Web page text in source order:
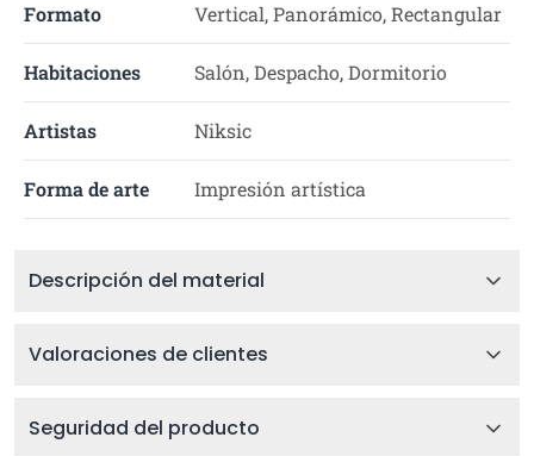
Formato Vertical, Panorámico, Rectangular
Habitaciones Salón, Despacho, Dormitorio
Artistas Niksic
Forma de arte Impresión artística
Descripción del material
Valoraciones de clientes
Seguridad del producto